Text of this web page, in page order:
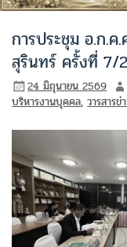
การประชุม อ.ก.
สุรินทร์ ครั้งที่ 7/
24 มิถุนายน 2569
บริหารงานบุคคล,วารสาร